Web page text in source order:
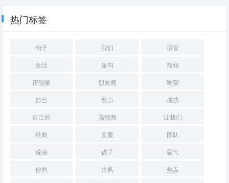
热门标签
句子 我们
拼音
生活
短句
简短
正能量
朋友圈
晚安
自己
努力
成功
自己的
高情商
让我们
经典
文案
团队
说说
孩子
霸气
你的
古风
热点